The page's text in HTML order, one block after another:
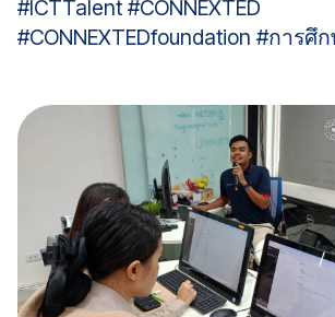
#ICTTalent #CONNEXTED
#CONNEXTEDfoundation #การศึ